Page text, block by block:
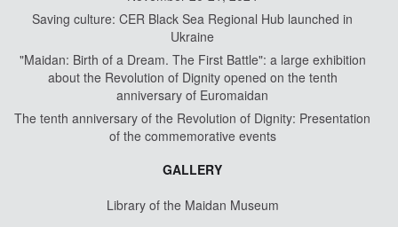
Saving culture: CER Black Sea Regional Hub launched in
Ukraine
"Maidan: Birth of a Dream. The First Battle": a large exhibition
about the Revolution of Dignity opened on the tenth
anniversary of Euromaidan
The tenth anniversary of the Revolution of Dignity: Presentation
of the commemorative events
GALLERY
Library of the Maidan Museum